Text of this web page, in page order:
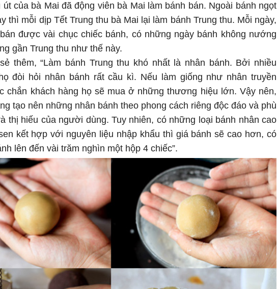
út của bà Mai đã động viên bà Mai làm bánh bán. Ngoài bánh ngọt
thì mỗi dịp Tết Trung thu bà Mai lại làm bánh Trung thu. Mỗi ngày,
được vài chục chiếc bánh, có những ngày bánh không nướng
gần Trung thu như thế này.
thêm, “Làm bánh Trung thu khó nhất là nhân bánh. Bởi nhiều
đòi hỏi nhân bánh rất cầu kì. Nếu làm giống như nhân truyền
chắn khách hàng họ sẽ mua ở những thương hiệu lớn. Vậy nên,
tạo nên những nhân bánh theo phong cách riêng độc đáo và phù
thị hiếu của người dùng. Tuy nhiên, có những loại bánh nhân cao
kết hợp với nguyên liệu nhập khẩu thì giá bánh sẽ cao hơn, có
lên đến vài trăm nghìn một hộp 4 chiếc”.